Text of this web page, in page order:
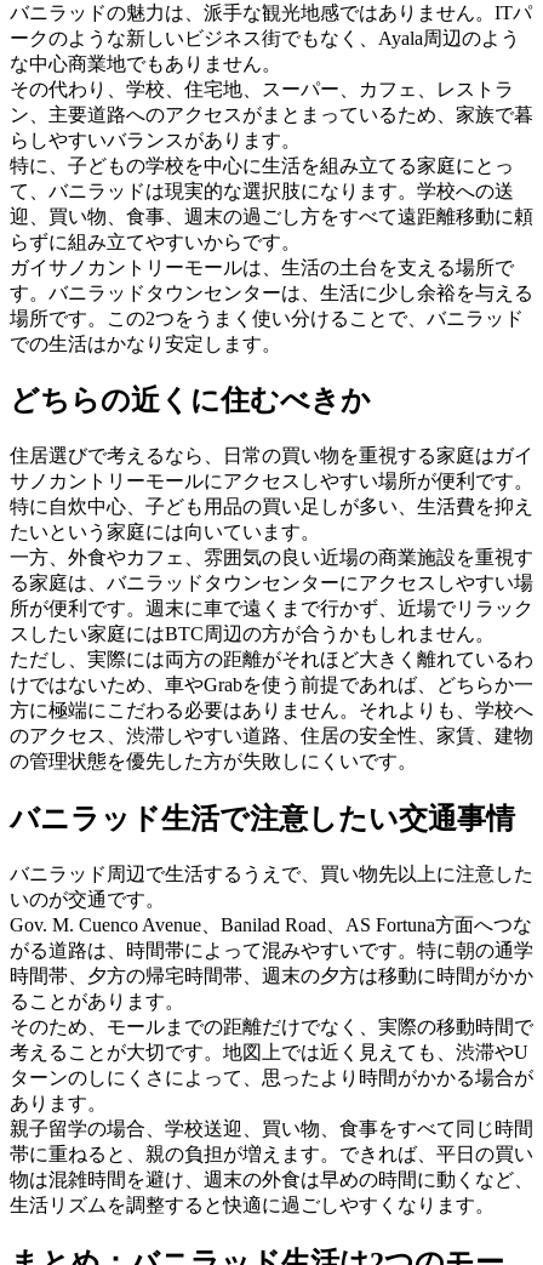
バニラッドの魅力は、派手な観光地感ではありません。ITパ
ークのような新しいビジネス街でもなく、Ayala周辺のよう
な中心商業地でもありません。
その代わり、学校、住宅地、スーパー、カフェ、レストラ
ン、主要道路へのアクセスがまとまっているため、家族で暮
らしやすいバランスがあります。
特に、子どもの学校を中心に生活を組み立てる家庭にとっ
て、バニラッドは現実的な選択肢になります。学校への送
迎、買い物、食事、週末の過ごし方をすべて遠距離移動に頼
らずに組み立てやすいからです。
ガイサノカントリーモールは、生活の土台を支える場所で
す。バニラッドタウンセンターは、生活に少し余裕を与える
場所です。この2つをうまく使い分けることで、バニラッド
での生活はかなり安定します。
どちらの近くに住むべきか
住居選びで考えるなら、日常の買い物を重視する家庭はガイ
サノカントリーモールにアクセスしやすい場所が便利です。
特に自炊中心、子ども用品の買い足しが多い、生活費を抑え
たいという家庭には向いています。
一方、外食やカフェ、雰囲気の良い近場の商業施設を重視す
る家庭は、バニラッドタウンセンターにアクセスしやすい場
所が便利です。週末に車で遠くまで行かず、近場でリラック
スしたい家庭にはBTC周辺の方が合うかもしれません。
ただし、実際には両方の距離がそれほど大きく離れているわ
けではないため、車やGrabを使う前提であれば、どちらか一
方に極端にこだわる必要はありません。それよりも、学校へ
のアクセス、渋滞しやすい道路、住居の安全性、家賃、建物
の管理状態を優先した方が失敗しにくいです。
バニラッド生活で注意したい交通事情
バニラッド周辺で生活するうえで、買い物先以上に注意した
いのが交通です。
Gov. M. Cuenco Avenue、Banilad Road、AS Fortuna方面へつな
がる道路は、時間帯によって混みやすいです。特に朝の通学
時間帯、夕方の帰宅時間帯、週末の夕方は移動に時間がかか
ることがあります。
そのため、モールまでの距離だけでなく、実際の移動時間で
考えることが大切です。地図上では近く見えても、渋滞やU
ターンのしにくさによって、思ったより時間がかかる場合が
あります。
親子留学の場合、学校送迎、買い物、食事をすべて同じ時間
帯に重ねると、親の負担が増えます。できれば、平日の買い
物は混雑時間を避け、週末の外食は早めの時間に動くなど、
生活リズムを調整すると快適に過ごしやすくなります。